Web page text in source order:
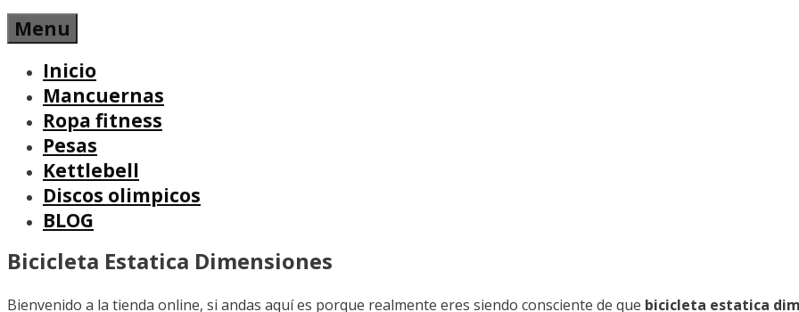
Menu
Inicio
Mancuernas
Ropa fitness
Pesas
Kettlebell
Discos olimpicos
BLOG
Bicicleta Estatica Dimensiones
Bienvenido a la tienda online, si andas aquí es porque realmente eres siendo consciente de que bicicleta estatica